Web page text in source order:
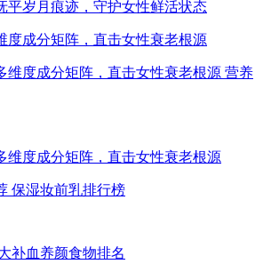
度成分矩阵，直击女性衰老根源
营养
保湿妆前乳排行榜
补血养颜食物排名